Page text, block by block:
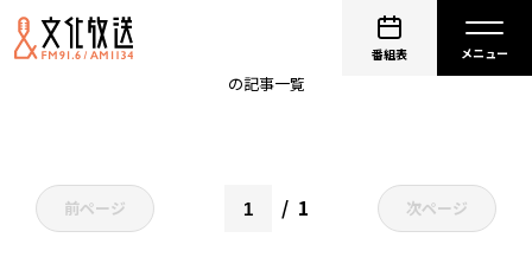
番組表
の記事一覧
前ページ 1 次ページ